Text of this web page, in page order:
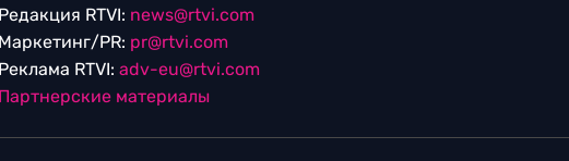
Редакция RTVI: news@rtvi.com
Маркетинг/PR: pr@rtvi.com
Реклама RTVI: adv-eu@rtvi.com
Партнерские материалы